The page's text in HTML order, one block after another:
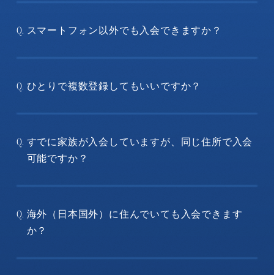
Q. スマートフォン以外でも入会できますか？
Q. ひとりで複数登録してもいいですか？
Q. すでに家族が入会していますが、同じ住所で入会
可能ですか？
Q. 海外（日本国外）に住んでいても入会できます
か？